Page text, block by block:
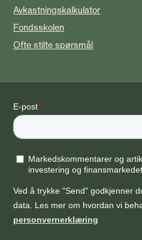
Avkastningskalkulator
Fondsskolen
Ofte stilte spørsmål